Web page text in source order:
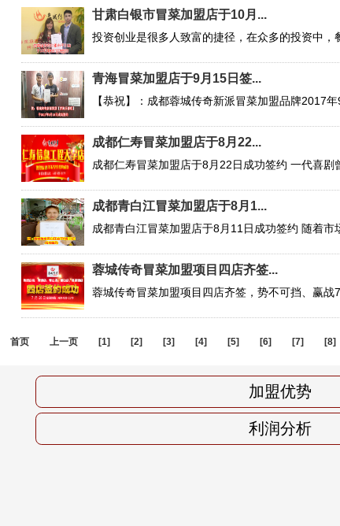
甘肃白银市冒菜加盟店于10月...
青海冒菜加盟店于9月15日签...
成都仁寿冒菜加盟店于8月22...
成都青白江冒菜加盟店于8月1...
蓉城传奇冒菜加盟项目四店齐签...
首页 上一页 [1] [2] [3] [4] [5] [6] [7] [8]
加盟优势
利润分析